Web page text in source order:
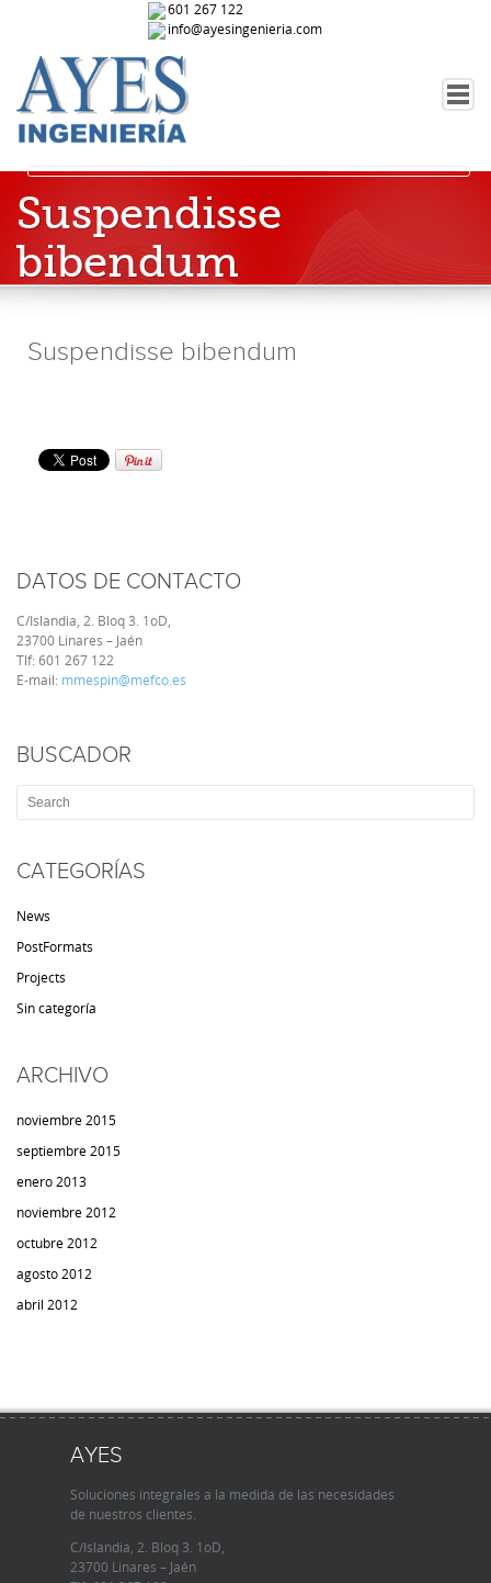
601 267 122
info@ayesingenieria.com
CONSTRUCTOR
PARTICULAR
CONTACTO
Suspendisse
bibendum
Suspendisse bibendum
DATOS DE CONTACTO
C/Islandia, 2. Bloq 3. 1oD,
23700 Linares – Jaén
Tlf: 601 267 122
E-mail: mmespin@mefco.es
BUSCADOR
CATEGORÍAS
News
PostFormats
Projects
Sin categoría
ARCHIVO
noviembre 2015
septiembre 2015
enero 2013
noviembre 2012
octubre 2012
agosto 2012
abril 2012
AYES
Soluciones integrales a la medida de las necesidades
de nuestros clientes.
C/Islandia, 2. Bloq 3. 1oD,
23700 Linares – Jaén